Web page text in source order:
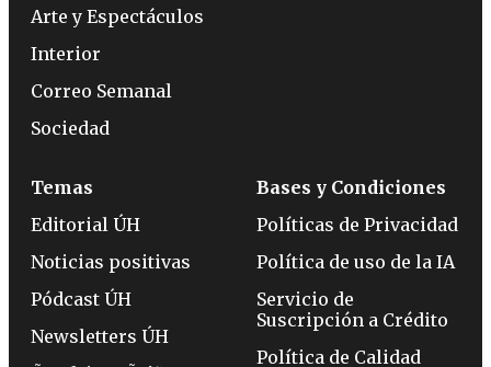
Arte y Espectáculos
Interior
Correo Semanal
Sociedad
Temas
Editorial ÚH
Noticias positivas
Pódcast ÚH
Newsletters ÚH
Bases y Condiciones
Políticas de Privacidad
Política de uso de la IA
Servicio de
Suscripción a Crédito
Política de Calidad